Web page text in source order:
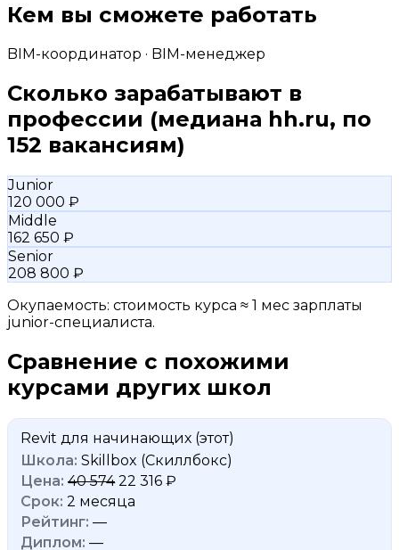
Кем вы сможете работать
BIM-координатор · BIM-менеджер
Сколько зарабатывают в
профессии (медиана hh.ru, по
152 вакансиям)
Junior
120 000 ₽
Middle
162 650 ₽
Senior
208 800 ₽
Окупаемость: стоимость курса ≈ 1 мес зарплаты
junior-специалиста.
Сравнение с похожими
курсами других школ
Revit для начинающих (этот)
Skillbox (Скиллбокс)
40 57422 316 ₽
2 месяца
—
—